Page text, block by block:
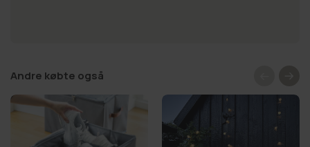
Andre købte også